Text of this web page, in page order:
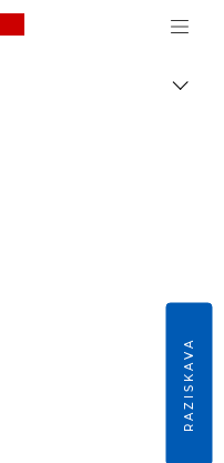
Canon Logo, back to
RAZISKAVA